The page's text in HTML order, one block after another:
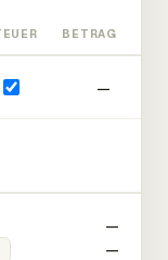
BETRAG
—
—
—